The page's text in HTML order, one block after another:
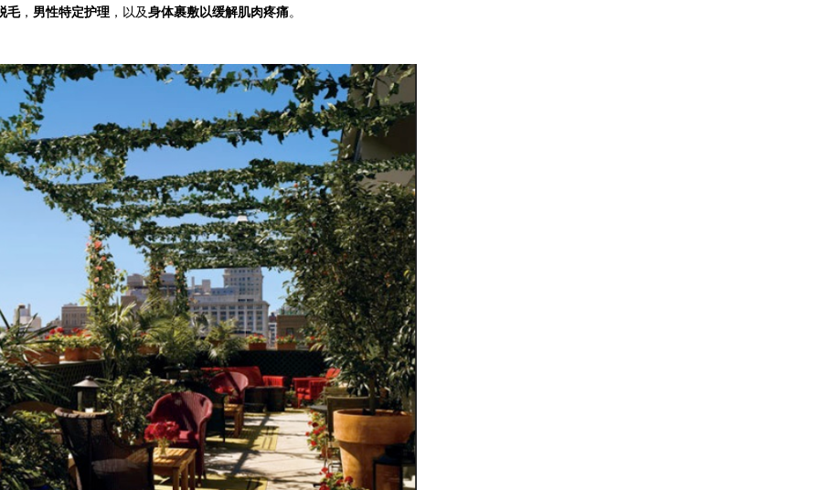
毛， 男性特定护理 ，以及身体裹敷以缓解肌肉疼痛。